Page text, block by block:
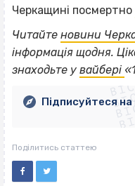
Черкащині посмертно
Читайте новини
інформація щодня.
знаходьте у вайбері
Підписуйтеся
Поділитись статтею